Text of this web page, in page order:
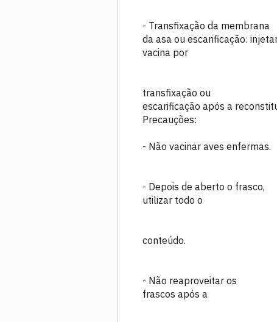
- Transfixação da membrana
da asa ou escarificação:
vacina por
transfixação ou
escarificação após a
Precauções:
- Não vacinar aves enfermas.
- Depois de aberto o frasco,
utilizar todo o
conteúdo.
- Não reaproveitar os
frascos após a